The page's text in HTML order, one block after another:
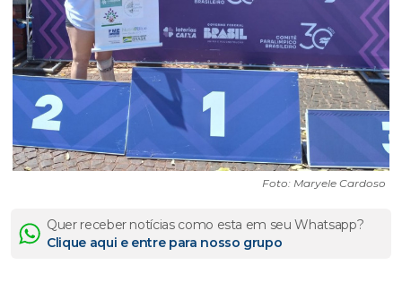
Foto: Maryele Cardoso
Quer receber notícias como esta em seu Whatsapp?
Clique aqui e entre para nosso grupo